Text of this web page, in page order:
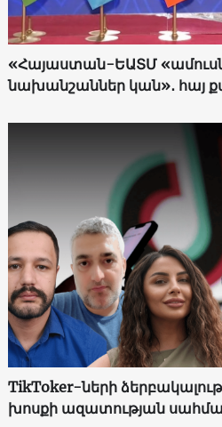
«Հայաստան-ԵԱՏՄ
նախանշաններ կան»․ հայ
TikToker-ների
խոսքի ազատության